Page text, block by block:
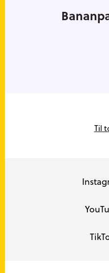
Til